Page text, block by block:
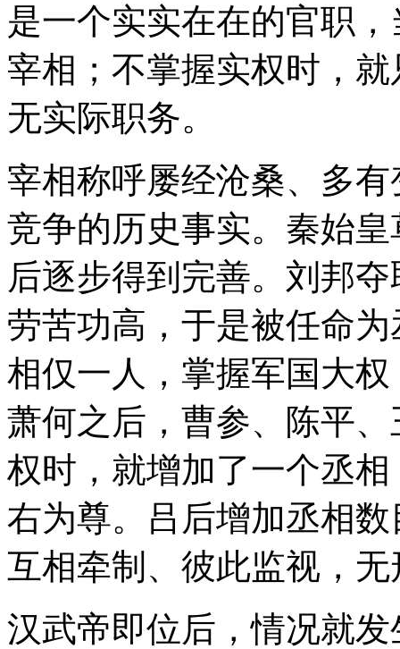
是一个实实在在的官职
宰相；不掌握实权时，
无实际职务。
宰相称呼屡经沧桑、多
竞争的历史事实。秦始
后逐步得到完善。刘邦
劳苦功高，于是被任命
相仅一人，掌握军国大
萧何之后，曹参、陈平
权时，就增加了一个丞
右为尊。吕后增加丞相
互相牵制、彼此监视，
汉武帝即位后，情况就